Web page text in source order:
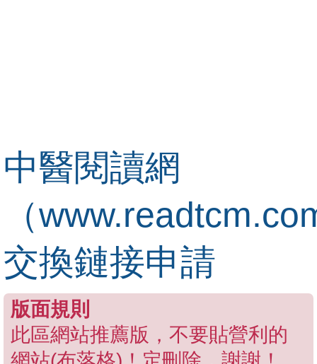
中醫閱讀網
（
交換鏈接申請
版面規則
此區網站推薦版，不要貼營利的